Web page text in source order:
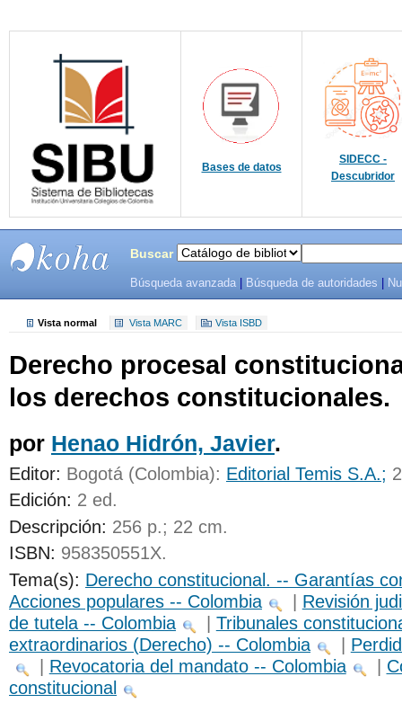
Bases de datos
SIDECC -
Descubridor
SISTEMAS
DE
BIBLIOTECAS
Buscar
Búsqueda avanzada Búsqueda de autoridades
Vista normal Vista MARC Vista ISBD
Derecho procesal
los derechos constitucionales.
por Henao Hidrón, Javier.
Editor: Bogotá (Colombia): Editorial Temis S.A.;
Edición: 2 ed.
Descripción: 256 p.; 22 cm.
ISBN: 958350551X.
Tema(s): Derecho constitucional. -- Garantías
Acciones populares -- Colombia
Revisión
de tutela -- Colombia
Tribunales
extraordinarios (Derecho) -- Colombia
Revocatoria del mandato -- Colombia
constitucional